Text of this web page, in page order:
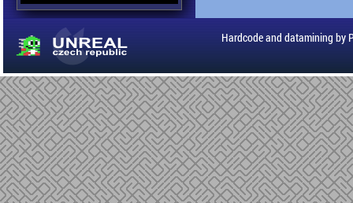
Hardcode and datamining by